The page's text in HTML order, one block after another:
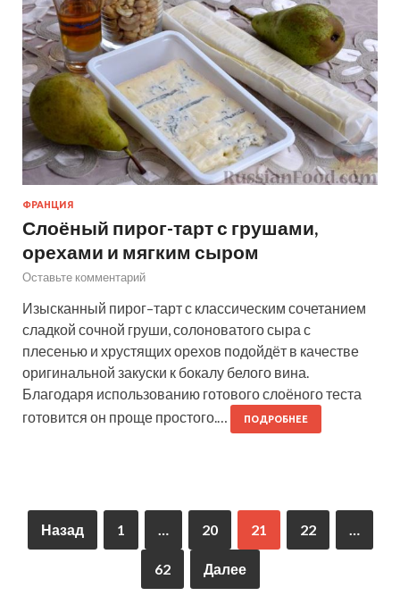
ФРАНЦИЯ
Слоёный пирог-тарт с грушами,
орехами и мягким сыром
Оставьте комментарий
Изысканный пирог–тарт с классическим сочетанием
сладкой сочной груши, солоноватого сыра с
плесенью и хрустящих орехов подойдёт в качестве
оригинальной закуски к бокалу белого вина.
Благодаря использованию готового слоёного теста
готовится он проще простого.…
ПОДРОБНЕЕ
Назад 1 20 21 22
62 Далее